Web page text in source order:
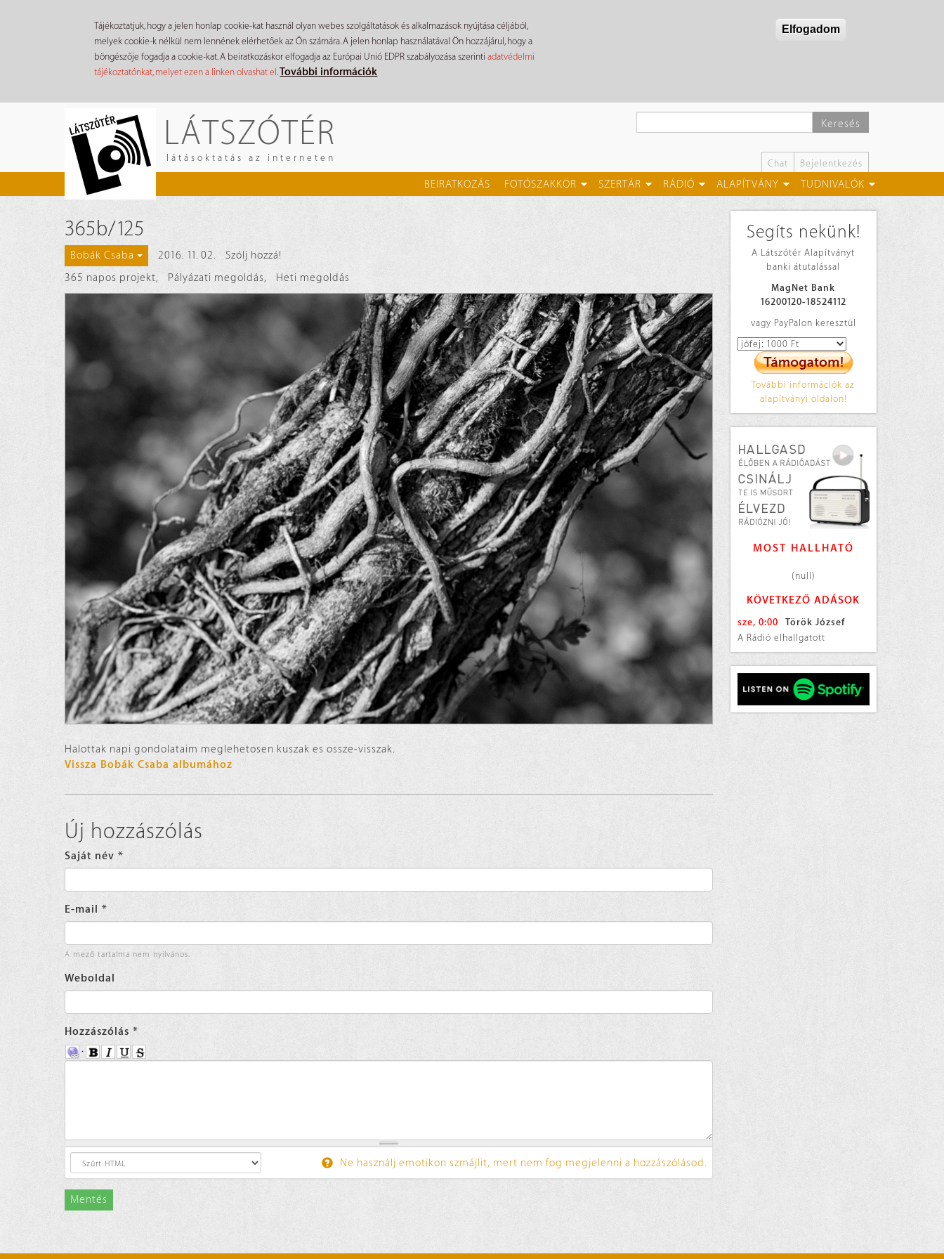
Tájékoztatjuk, hogy a jelen honlap cookie-kat használ olyan webes szolgáltatások és alkalmazások nyújtása céljából,
melyek cookie-k nélkül nem lennének elérhetőek az Ön számára. A jelen honlap használatával Ön hozzájárul, hogy a
böngészője fogadja a cookie-kat. A beiratkozáskor elfogadja az Európai Unió EDPR szabályozása szerintiadatvédelmi
tájékoztatónkat, melyet ezen a linken olvashat el.További információk
Elfogadom
LÁTSZÓTÉR
látásoktatás az interneten
Keresés
Chat Bejelentkezés
BEIRATKOZÁS FOTÓSZAKKÖR SZERTÁR RÁDIÓ ALAPÍTVÁNY TUDNIVALÓK
365b/125
Bobák Csaba 2016. 11. 02.
Szólj hozzá!
365 napos projekt, Pályázati megoldás, Heti megoldás
Halottak napi gondolataim meglehetosen kuszak es ossze-visszak.
Vissza Bobák Csaba albumához
Új hozzászólás
Saját név *
E-mail *
A mező tartalma nem nyilvános.
Weboldal
Hozzászólás *
Ne használj emotikon szmájlit, mert nem fog megjelenni a hozzászólásod.
Mentés
Segíts nekünk!
A Látszótér Alapítványt
banki átutalással
MagNet Bank
16200120-18524112
vagy PayPalon keresztül
További információk az
alapítványi oldalon!
MOST HALLHATÓ
(null)
KÖVETKEZŐ ADÁSOK
sze, 0:00
Török József
A Rádió elhallgatott